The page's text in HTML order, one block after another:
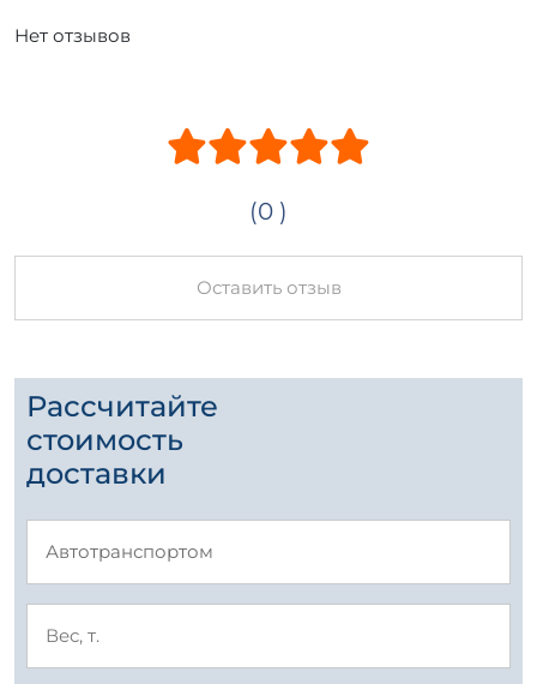
Нет отзывов
(0 )
Оставить отзыв
Рассчитайте
стоимость
доставки